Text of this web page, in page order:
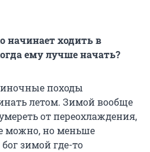
начинает ходить в
ему лучше начать?
походы
летом. Зимой вообще
от переохлаждения,
можно, но меньше
зимой где-то